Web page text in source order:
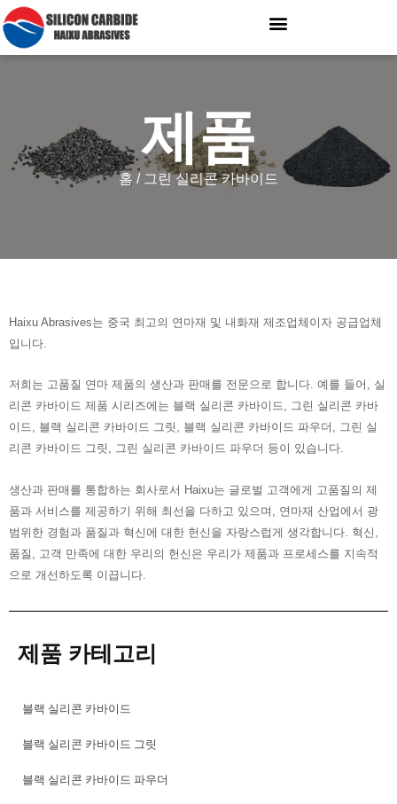
제품
홈 / 그린 실리콘 카바이드
Haixu Abrasives는 중국 최고의 연마재 및 내화재 제조업체이자 공급업체
입니다.
저희는 고품질 연마 제품의 생산과 판매를 전문으로 합니다. 예를 들어, 실
리콘 카바이드 제품 시리즈에는 블랙 실리콘 카바이드, 그린 실리콘 카바
이드, 블랙 실리콘 카바이드 그릿, 블랙 실리콘 카바이드 파우더, 그린 실
리콘 카바이드 그릿, 그린 실리콘 카바이드 파우더 등이 있습니다.
생산과 판매를 통합하는 회사로서 Haixu는 글로벌 고객에게 고품질의 제
품과 서비스를 제공하기 위해 최선을 다하고 있으며, 연마재 산업에서 광
범위한 경험과 품질과 혁신에 대한 헌신을 자랑스럽게 생각합니다. 혁신,
품질, 고객 만족에 대한 우리의 헌신은 우리가 제품과 프로세스를 지속적
으로 개선하도록 이끕니다.
제품 카테고리
블랙 실리콘 카바이드
블랙 실리콘 카바이드 그릿
블랙 실리콘 카바이드 파우더